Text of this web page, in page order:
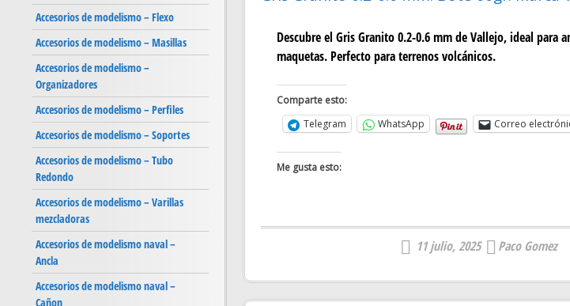
Descubre el Gris Granito 0.2-0.6 mm de Vallejo, ideal para
maquetas. Perfecto para terrenos volcánicos.
Comparte esto:
Telegram
WhatsApp Correo
Me gusta esto:
11 julio, 2025 Paco Gomez
Accesorios de modelismo – Flexo
Accesorios de modelismo – Masillas
Accesorios de modelismo –
Organizadores
Accesorios de modelismo – Perfiles
Accesorios de modelismo – Soportes
Accesorios de modelismo – Tubo
Redondo
Accesorios de modelismo – Varillas
mezcladoras
Accesorios de modelismo naval –
Ancla
Accesorios de modelismo naval –
Cañon